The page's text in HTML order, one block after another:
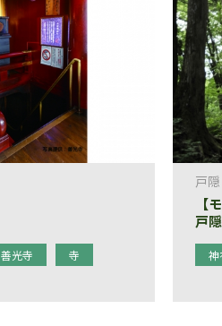
善光寺 寺
戸隠
【
戸
神